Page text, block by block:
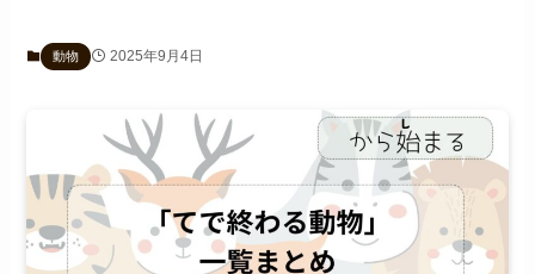
動物 2025年9月4日